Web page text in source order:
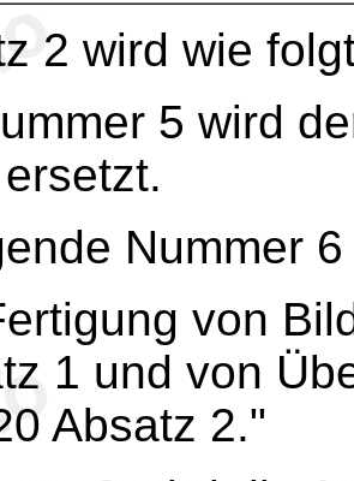
2 wird wie
5 wird
Nummer
von
1 und von
Absatz 2."